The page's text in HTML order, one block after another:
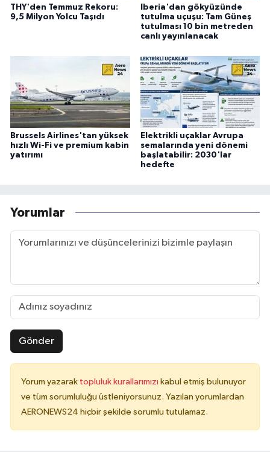
THY'den Temmuz Rekoru:
9,5 Milyon Yolcu Taşıdı
Iberia'dan gökyüzünde
tutulma uçuşu: Tam Güneş
tutulması 10 bin metreden
canlı yayınlanacak
Brussels Airlines'tan yüksek
hızlı Wi-Fi ve premium kabin
yatırımı
Elektrikli uçaklar Avrupa
semalarında yeni dönemi
başlatabilir: 2030'lar
hedefte
Yorumlar
Gönder
Yorum yazarak topluluk kurallarımızı kabul etmiş bulunuyor
ve tüm sorumluluğu üstleniyorsunuz. Yazılan yorumlardan
AERONEWS24 hiçbir şekilde sorumlu tutulamaz.